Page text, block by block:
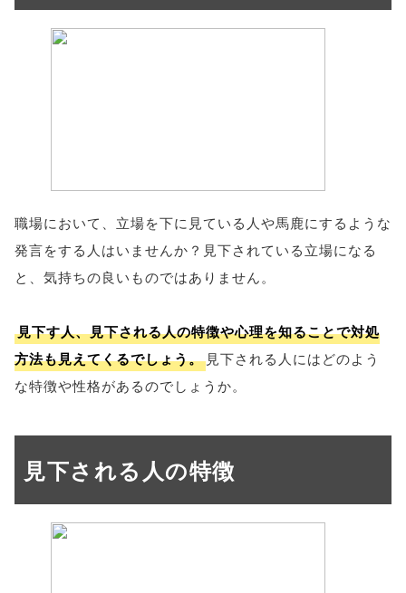
職場において、立場を下に見ている人や馬鹿にするような
発言をする人はいませんか？見下されている立場になる
と、気持ちの良いものではありません。
見下す人、見下される人の特徴や心理を知ることで対処
方法も見えてくるでしょう。 見下される人にはどのよう
な特徴や性格があるのでしょうか。
見下される人の特徴